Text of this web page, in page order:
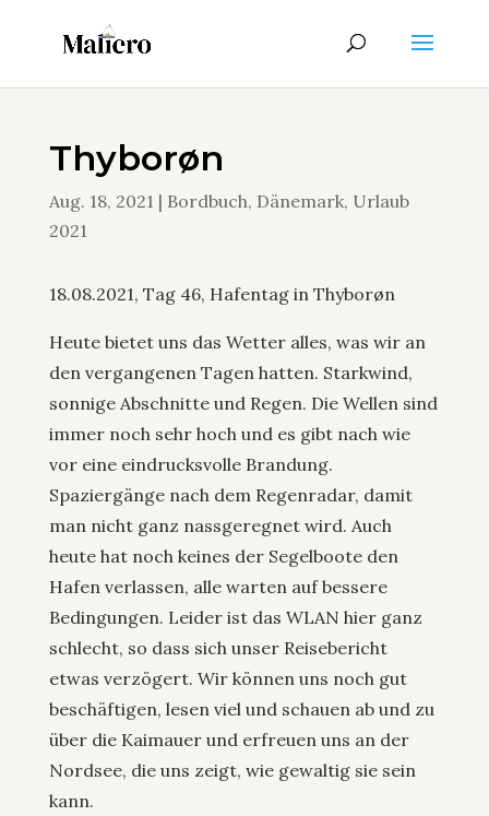
Thyborøn
Aug. 18, 2021 | Bordbuch, Dänemark, Urlaub
2021
18.08.2021, Tag 46, Hafentag in Thyborøn
Heute bietet uns das Wetter alles, was wir an
den vergangenen Tagen hatten. Starkwind,
sonnige Abschnitte und Regen. Die Wellen sind
immer noch sehr hoch und es gibt nach wie
vor eine eindrucksvolle Brandung.
Spaziergänge nach dem Regenradar, damit
man nicht ganz nassgeregnet wird. Auch
heute hat noch keines der Segelboote den
Hafen verlassen, alle warten auf bessere
Bedingungen. Leider ist das WLAN hier ganz
schlecht, so dass sich unser Reisebericht
etwas verzögert. Wir können uns noch gut
beschäftigen, lesen viel und schauen ab und zu
über die Kaimauer und erfreuen uns an der
Nordsee, die uns zeigt, wie gewaltig sie sein
kann.